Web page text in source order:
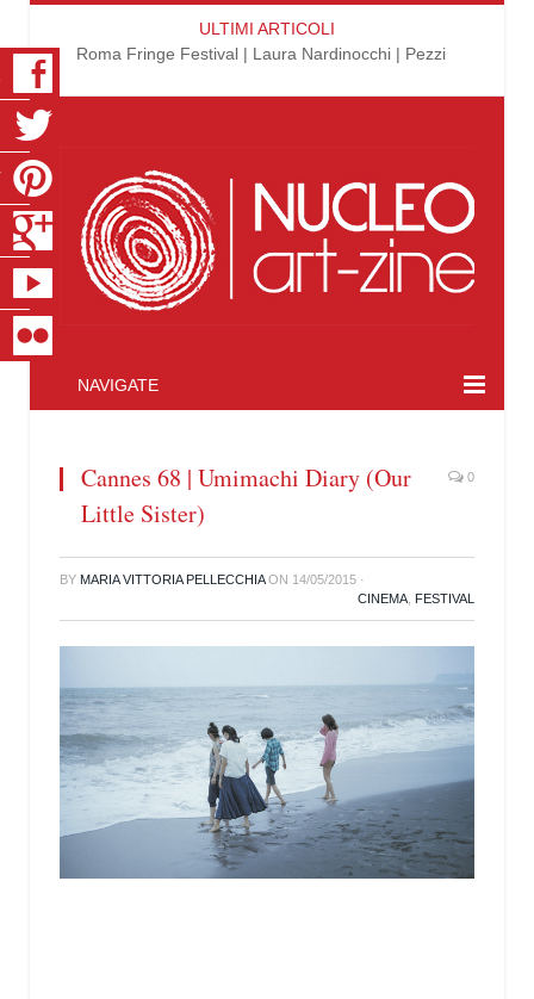
ULTIMI ARTICOLI
Roma Fringe Festival | Laura Nardinocchi | Pezzi
NAVIGATE
Cannes 68 | Umimachi Diary (Our
Little Sister)
0
BY MARIA VITTORIA PELLECCHIAON 14/05/2015 ·
CINEMA FESTIVAL